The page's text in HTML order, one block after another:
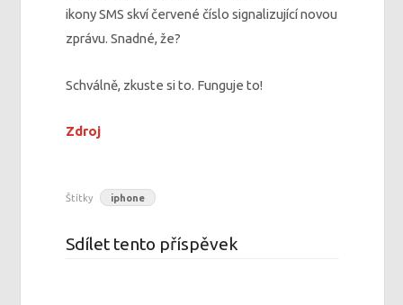
ikony SMS skví červené číslo signalizující novou
zprávu. Snadné, že?
Schválně, zkuste si to. Funguje to!
Zdroj
Štítky iphone
Sdílet tento příspěvek